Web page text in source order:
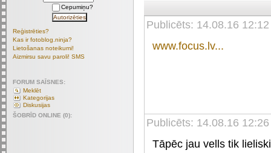
Publicēts: 14.08.16 12:12
www.focus.lv...
Publicēts: 14.08.16 12:26
Tāpēc jau vells tik
Cepumiņu?
Reģistrēties?
Kas ir fotoblog.ninja?
Lietošanas noteikumi!
Aizmirsu savu paroli! SMS
FORUM SAĪSNES:
Meklēt
Kategorijas
Diskusijas
ŠOBRĪD ONLINE (0):